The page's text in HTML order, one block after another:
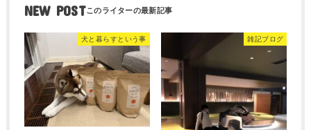
NEW POST
犬と暮らすという事 雑記ブログ